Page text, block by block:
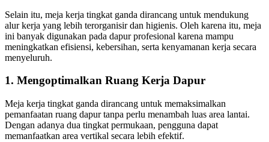
Selain itu, meja kerja tingkat ganda dirancang untuk mendukung
alur kerja yang lebih terorganisir dan higienis. Oleh karena itu, meja
ini banyak digunakan pada dapur profesional karena mampu
meningkatkan efisiensi, kebersihan, serta kenyamanan kerja secara
menyeluruh.
1. Mengoptimalkan Ruang Kerja Dapur
Meja kerja tingkat ganda dirancang untuk memaksimalkan
pemanfaatan ruang dapur tanpa perlu menambah luas area lantai.
Dengan adanya dua tingkat permukaan, pengguna dapat
memanfaatkan area vertikal secara lebih efektif.